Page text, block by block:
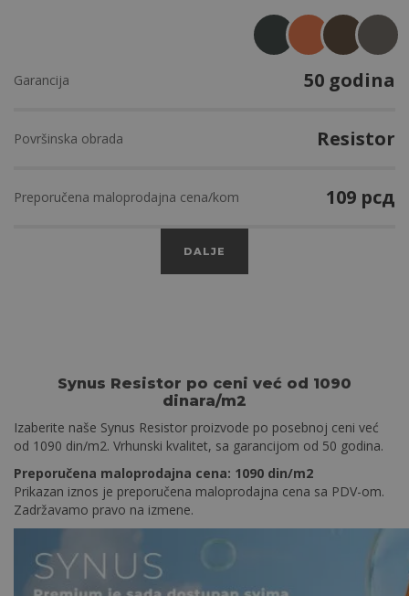
Garancija 50 godina
Površinska obrada Resistor
Preporučena maloprodajna cena/kom 109 рсд
DALJE
Garancija 50 godina
Površinska obrada Resistor
Preporučena maloprodajna cena/kom 109 рсд
Garancija 50 godina
Površinska obrada Resistor
Preporučena maloprodajna cena/kom 109 рсд
Garancija 50 godina
Površinska obrada ClimaControl
Preporučena maloprodajna cena/kom 109 рсд
Synus Resistor po ceni već od 1090
dinara/m2
Izaberite naše Synus Resistor proizvode po posebnoj ceni već
od 1090 din/m2. Vrhunski kvalitet, sa garancijom od 50 godina.
Preporučena maloprodajna cena: 1090 din/m2
Prikazan iznos je preporučena maloprodajna cena sa PDV-om.
Zadržavamo pravo na izmene.